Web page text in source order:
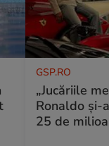
GSP.RO
„Jucăriile
Ronaldo și-
25 de